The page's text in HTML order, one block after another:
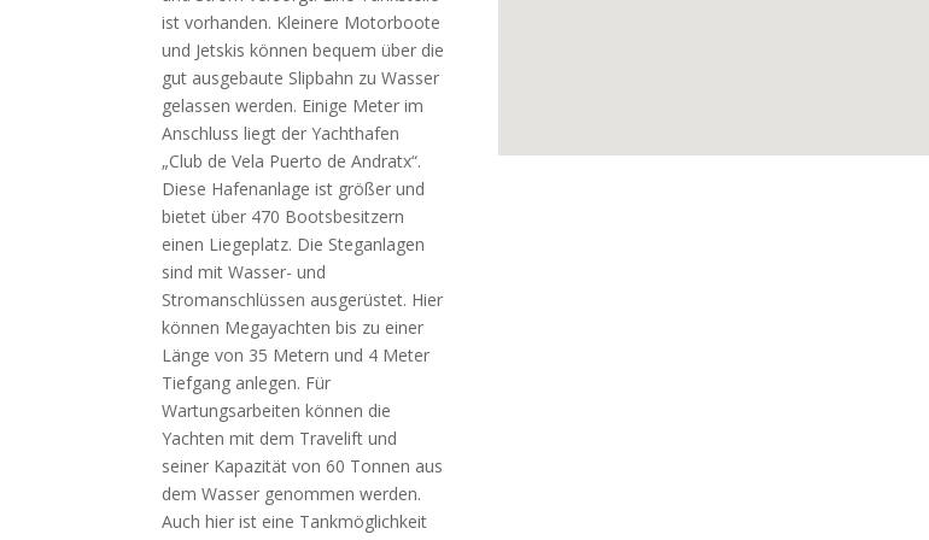
ist vorhanden. Kleinere Motorboote
und Jetskis können bequem über die
gut ausgebaute Slipbahn zu Wasser
gelassen werden. Einige Meter im
Anschluss liegt der Yachthafen
„Club de Vela Puerto de Andratx“.
Diese Hafenanlage ist größer und
bietet über 470 Bootsbesitzern
einen Liegeplatz. Die Steganlagen
sind mit Wasser- und
Stromanschlüssen ausgerüstet. Hier
können Megayachten bis zu einer
Länge von 35 Metern und 4 Meter
Tiefgang anlegen. Für
Wartungsarbeiten können die
Yachten mit dem Travelift und
seiner Kapazität von 60 Tonnen aus
dem Wasser genommen werden.
Auch hier ist eine Tankmöglichkeit